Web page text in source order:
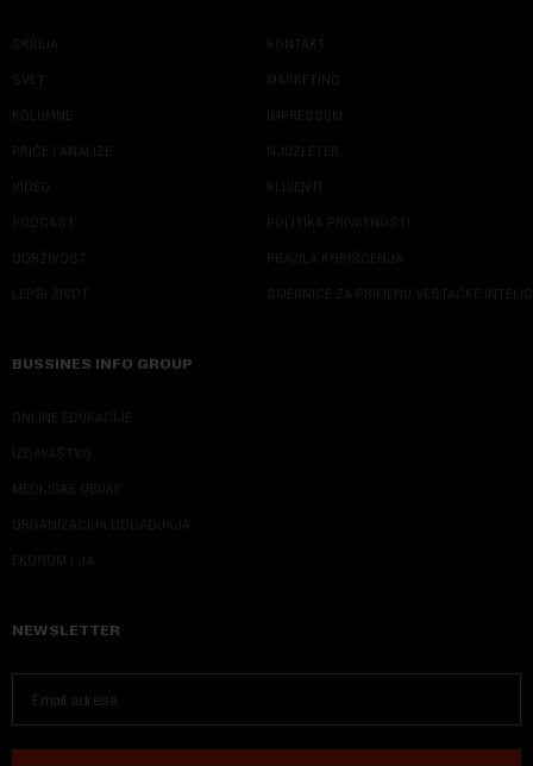
SRBIJA
SVET
KOLUMNE
PRIČE I ANALIZE
VIDEO
PODCAST
ODRŽIVOST
LEPŠI ŽIVOT
KONTAKT
MARKETING
IMPRESSUM
NJUZLETER
KLIJENTI
POLITIKA PRIVATNOSTI
PRAVILA KORIŠĆENJA
SMERNICE ZA PRIMENU VEŠTAČKE
BUSSINES INFO GROUP
ONLINE EDUKACIJE
IZDAVAŠTVO
MEDIJSKE OBUKE
ORGANIZACIJA DOGADJAJA
EKONOM I JA
NEWSLETTER